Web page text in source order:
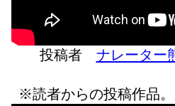
投稿者 ナレーター
※読者からの投稿作品